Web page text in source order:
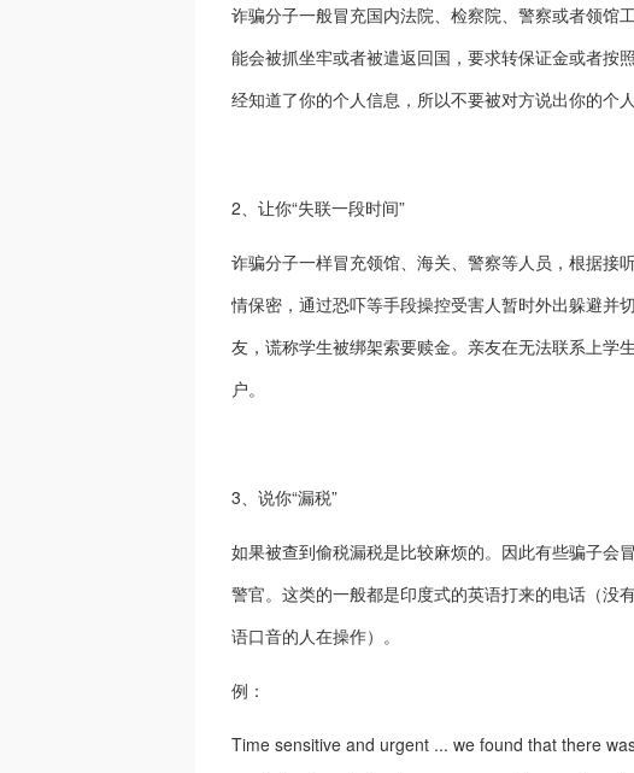
诈骗分子一般冒充国内法院、检察院、警察或者领馆
能会被抓坐牢或者被遣返回国，要求转保证金或者按
经知道了你的个人信息，所以不要被对方说出你的个
2、让你“失联一段时间”
诈骗分子一样冒充领馆、海关、警察等人员，根据接
情保密，通过恐吓等手段操控受害人暂时外出躲避并
友，谎称学生被绑架索要赎金。亲友在无法联系上学
户。
3、说你“漏税”
如果被查到偷税漏税是比较麻烦的。因此有些骗子会
警官。这类的一般都是印度式的英语打来的电话（没
语口音的人在操作）。
例：
Time sensitive and urgent ... we found that there